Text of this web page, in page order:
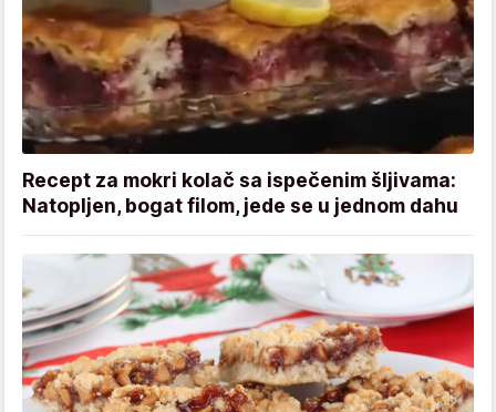
Recept za mokri kolač sa ispečenim šljivama:
Natopljen, bogat filom, jede se u jednom dahu